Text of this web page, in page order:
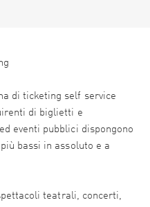
di ticketing self service
di biglietti e
eventi pubblici dispongono
bassi in assoluto e a
teatrali, concerti,